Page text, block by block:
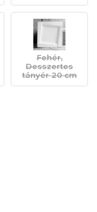
Fehér,
Desszertes
tányér 20 cm